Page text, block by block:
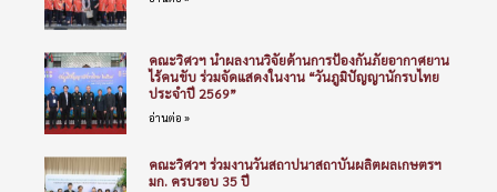
คณะวิศวฯ นำผลงานวิจัยด้านการป้องกันภัยอากาศยาน
ไร้คนขับ ร่วมจัดแสดงในงาน “วันภูมิปัญญานักรบไทย
ประจำปี 2569”
อ่านต่อ »
คณะวิศวฯ ร่วมงานวันสถาปนาสถาบันผลิตผลเกษตรฯ
มก. ครบรอบ 35 ปี